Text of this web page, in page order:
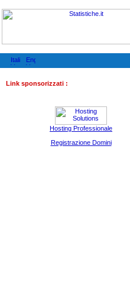
Link sponsorizzati :
Hosting Professionale
Registrazione Domini